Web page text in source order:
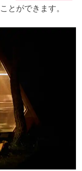
ことができます。